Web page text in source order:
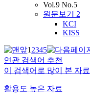
Vol.9 No.5
원문보기 2
KCI
KISS
12345
연관 검색어 추천
이 검색어로 많이 본 자료
활용도 높은 자료